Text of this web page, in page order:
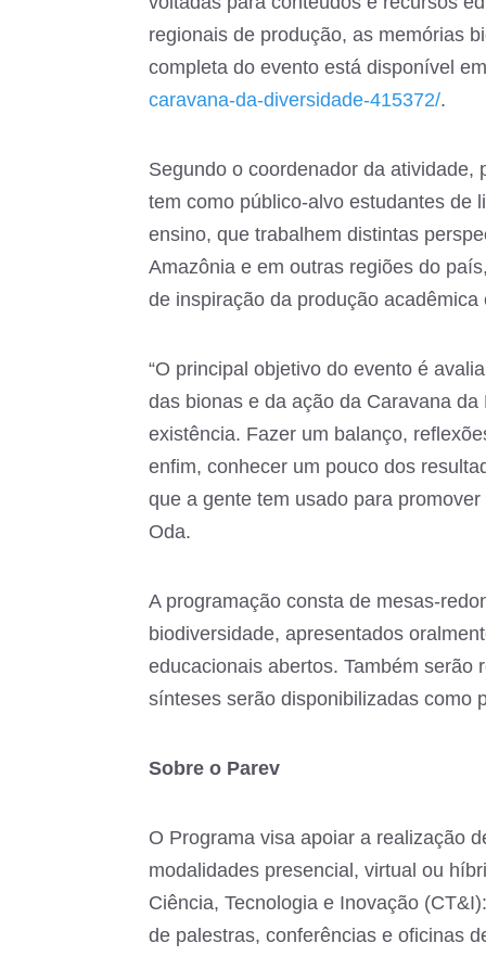
regionais de produção, as memórias
completa do evento está disponível
caravana-da-diversidade-415372/.
Segundo o coordenador da atividade,
tem como público-alvo estudantes de
ensino, que trabalhem distintas
Amazônia e em outras regiões do
de inspiração da produção
“O principal objetivo do evento é
das bionas e da ação da Caravana
existência. Fazer um balanço,
enfim, conhecer um pouco dos
que a gente tem usado para
Oda.
A programação consta de mesas-
biodiversidade, apresentados
educacionais abertos. Também serão
sínteses serão disponibilizadas como
Sobre o Parev
O Programa visa apoiar a realização
modalidades presencial, virtual ou
Ciência, Tecnologia e Inovação
de palestras, conferências e oficinas